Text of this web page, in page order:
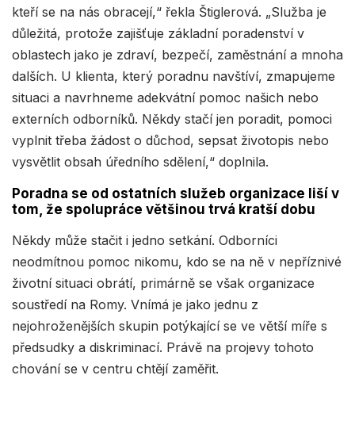
kteří se na nás obracejí,“ řekla Štiglerová. „Služba je
důležitá, protože zajišťuje základní poradenství v
oblastech jako je zdraví, bezpečí, zaměstnání a mnoha
dalších. U klienta, který poradnu navštíví, zmapujeme
situaci a navrhneme adekvátní pomoc našich nebo
externích odborníků. Někdy stačí jen poradit, pomoci
vyplnit třeba žádost o důchod, sepsat životopis nebo
vysvětlit obsah úředního sdělení,“ doplnila.
Poradna se od ostatních služeb organizace liší v
tom, že spolupráce většinou trvá kratší dobu
Někdy může stačit i jedno setkání. Odborníci
neodmítnou pomoc nikomu, kdo se na ně v nepříznivé
životní situaci obrátí, primárně se však organizace
soustředí na Romy. Vnímá je jako jednu z
nejohroženějších skupin potýkající se ve větší míře s
předsudky a diskriminací. Právě na projevy tohoto
chování se v centru chtějí zaměřit.